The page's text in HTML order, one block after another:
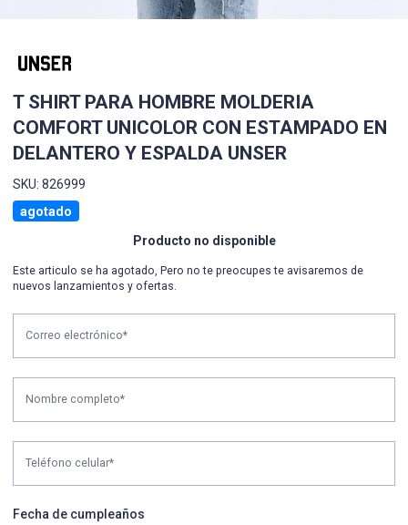
T SHIRT PARA HOMBRE MOLDERIA
COMFORT UNICOLOR CON ESTAMPADO EN
DELANTERO Y ESPALDA UNSER
SKU: 826999
agotado
Producto no disponible
Este articulo se ha agotado, Pero no te preocupes te avisaremos de
nuevos lanzamientos y ofertas.
Correo electrónico*
Nombre completo*
Teléfono celular*
Fecha de cumpleaños